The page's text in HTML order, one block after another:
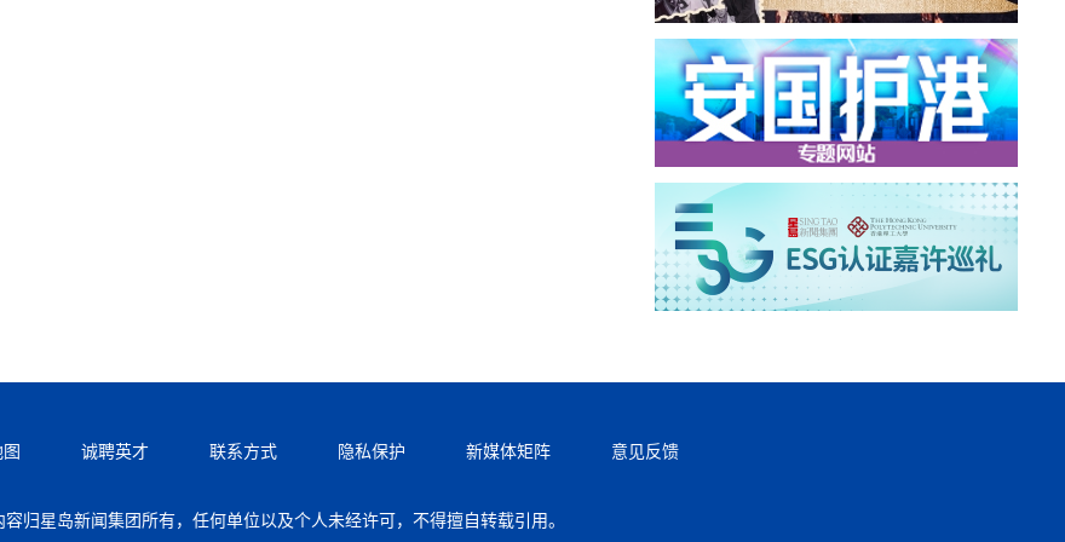
诚聘英才 联系方式 隐私保护 新媒体矩阵 意见反馈
容归星岛新闻集团所有，任何单位以及个人未经许可，不得擅自转载引用。